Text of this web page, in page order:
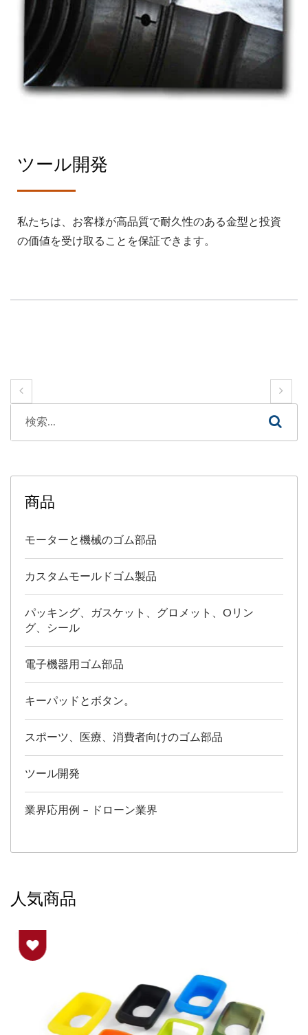
ツール開発
私たちは、お客様が高品質で耐久性のある金型と投資
の価値を受け取ることを保証できます。
商品
モーターと機械のゴム部品
カスタムモールドゴム製品
パッキング、ガスケット、グロメット、Oリン
グ、シール
電子機器用ゴム部品
キーパッドとボタン。
スポーツ、医療、消費者向けのゴム部品
ツール開発
業界応用例 – ドローン業界
人気商品